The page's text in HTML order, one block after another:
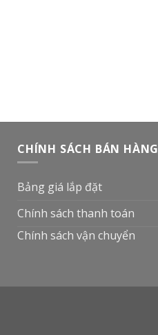
CHÍNH SÁCH BÁN HÀNG
Bảng giá lắp đặt
Chính sách thanh toán
Chính sách vận chuyển